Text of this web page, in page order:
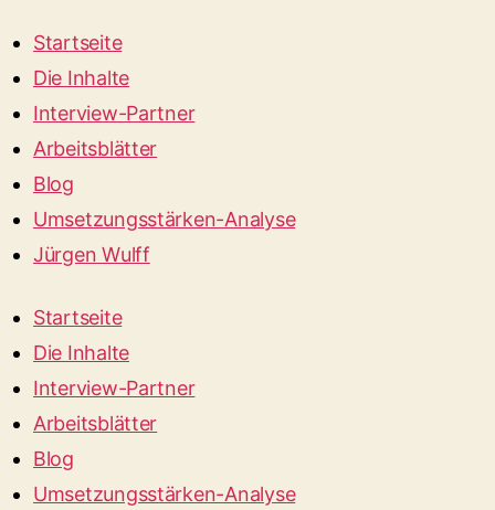
Startseite
Die Inhalte
Interview-Partner
Arbeitsblätter
Blog
Umsetzungsstärken-Analyse
Jürgen Wulff
Startseite
Die Inhalte
Interview-Partner
Arbeitsblätter
Blog
Umsetzungsstärken-Analyse